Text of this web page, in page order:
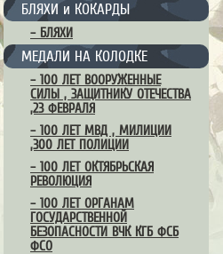
БЛЯХИ и КОКАРДЫ
– БЛЯХИ
МЕДАЛИ НА КОЛОДКЕ
– 100 ЛЕТ ВООРУЖЕННЫЕ
СИЛЫ , ЗАЩИТНИКУ ОТЕЧЕСТВА
,23 ФЕВРАЛЯ
– 100 ЛЕТ МВД , МИЛИЦИИ
,300 ЛЕТ ПОЛИЦИИ
– 100 ЛЕТ ОКТЯБРЬСКАЯ
РЕВОЛЮЦИЯ
– 100 ЛЕТ ОРГАНАМ
ГОСУДАРСТВЕННОЙ
БЕЗОПАСНОСТИ ВЧК КГБ ФСБ
ФСО